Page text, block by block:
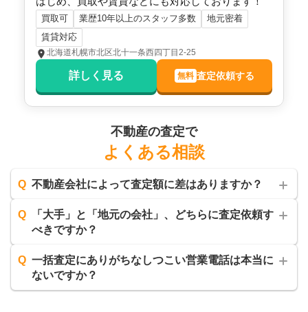
買取可 業歴10年以上のスタッフ多数
地元密着
賃貸対応
北海道札幌市北区北十一条西四丁目2-25
詳しく見る 無料 査定依頼する
不動産の査定で
よくある相談
Q 不動産会社によって査定額に差はありますか？
Q
「大手」と「地元の会社」、どちらに査定依頼す
べきですか？
Q 一括査定にありがちなしつこい営業電話は本当に
ないですか？